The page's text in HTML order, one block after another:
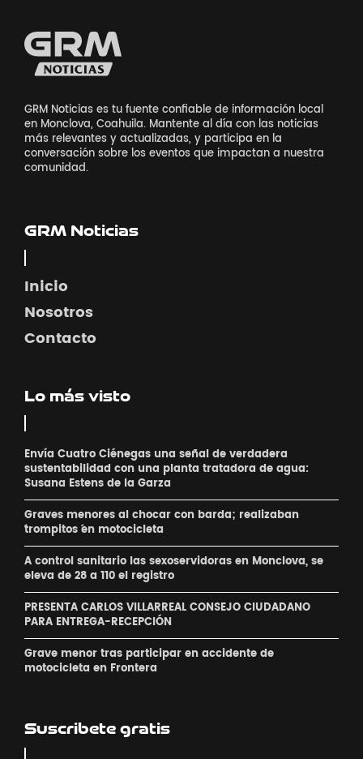
GRM Noticias es tu fuente confiable de información local
en Monclova, Coahuila. Mantente al día con las noticias
más relevantes y actualizadas, y participa en la
conversación sobre los eventos que impactan a nuestra
comunidad.
GRM Noticias
Inicio
Nosotros
Contacto
Lo más visto
Envía Cuatro Ciénegas una señal de verdadera
sustentabilidad con una planta tratadora de agua:
Susana Estens de la Garza
Graves menores al chocar con barda; realizaban
´trompitos ´en motocicleta
A control sanitario las sexoservidoras en Monclova, se
eleva de 28 a 110 el registro
PRESENTA CARLOS VILLARREAL CONSEJO CIUDADANO
PARA ENTREGA-RECEPCIÓN
Grave menor tras participar en accidente de
motocicleta en Frontera
Suscribete gratis